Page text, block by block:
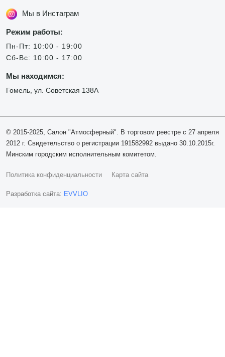
Мы в Инстаграм
Режим работы:
Пн-Пт: 10:00 - 19:00
Сб-Вс: 10:00 - 17:00
Мы находимся:
Гомель, ул. Советская 138А
© 2015-2025, Салон "Атмосферный". В торговом реестре с 27 апреля
2012 г. Свидетельство о регистрации 191582992 выдано 30.10.2015г.
Минским городским исполнительным комитетом.
Политика конфиденциальности Карта сайта
Разработка сайта: EVVLIO